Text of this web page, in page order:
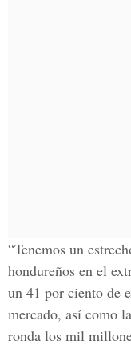
“Tenemos un
hondureños en el
un 41 por ciento de
mercado, así como
ronda los mil